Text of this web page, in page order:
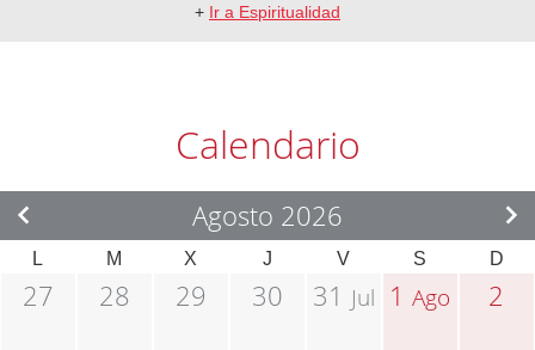
+ Ir a Espiritualidad
Calendario
Agosto 2026
L M X J V S D
27 28 29 30 31 Jul 1Ago 2